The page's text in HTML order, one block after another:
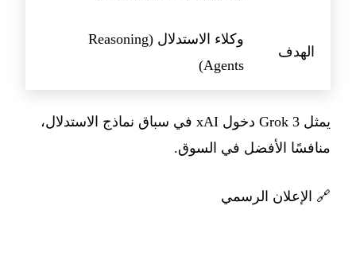
الهدف
وكلاء الاستدلال (Reasoning
Agents)
يمثل Grok 3 دخول xAI في سباق نماذج الاستدلال،
منافسًا الأفضل في السوق.
🔗 الإعلان الرسمي